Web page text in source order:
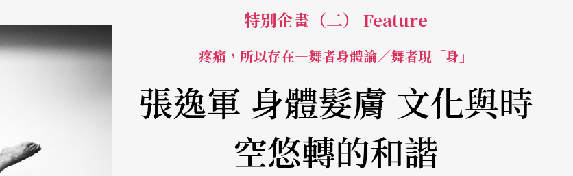
特別企畫（二） Feature
疼痛，所以存在—舞者身體論／舞者現「身」
張逸軍 身體髮膚 文化與時
空悠轉的和諧